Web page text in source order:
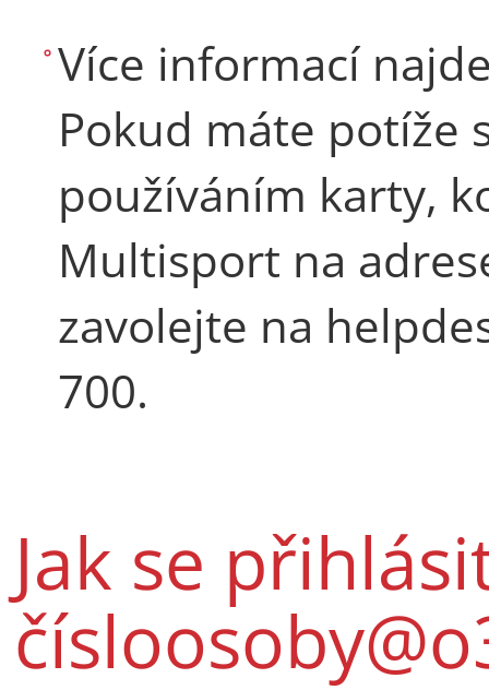
Více informací
Pokud máte potíže
používáním karty,
Multisport na
zavolejte na
700.
Jak se